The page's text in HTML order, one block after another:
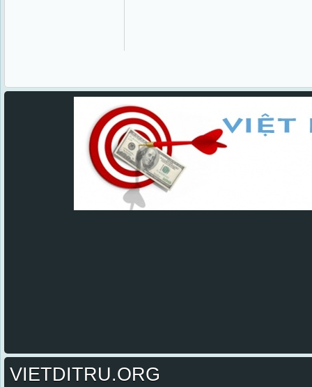
VIETDITRU.ORG